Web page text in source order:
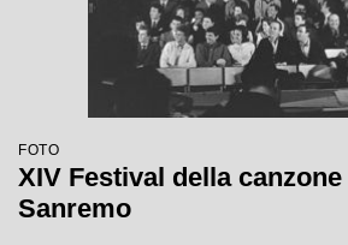
FOTO
XIV Festival della
Sanremo